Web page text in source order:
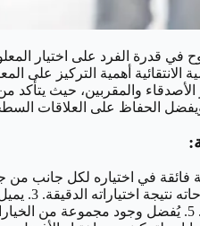
في قدرة الفرد على اختيار
أهمية التركيز على
الأصدقاء والمقربين، حيث
الحفاظ على العلاقات